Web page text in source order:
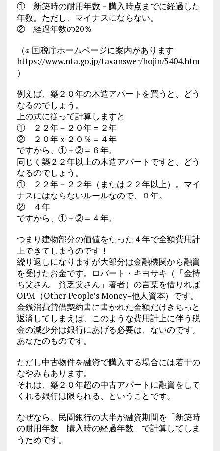
① 新築時の耐用年数－購入時点までに経過した
年数。ただし、マイナスにならない。
② 経過年数の20％
（※ 国税庁ホームページに案内があります
https://www.nta.go.jp/taxanswer/hojin/5404.htm
）
例えば、築２０年の木造アパートを買うと、どう
なるのでしょう。
上の式に従って計算しますと
① ２２年－２０年＝２年
② ２０年ｘ２０％＝４年
ですから、①＋②＝６年。
同じく築２２年以上の木造アパートですと、どう
なるのでしょう。
① ２２年－２２年（または２２年以上）。マイ
ナスにはならないルールなので、０年。
② ４年
ですから、①＋②＝４年。
つまり建物部分の価値をたった４年で全額費用計
上できてしまうのです！
繰り返しになりますが大部分は金融機関から融資
を受けたお金です。ロバート・キヨサキ（「金持
ち父さん 貧乏父さん」著者）の言葉を借りれば
OPM（Other People’s Money=他人資本）です。
金銭消費貸借契約書に書かれた金額だけきちっと
返済してしまえば、このような費用計上に伴う税
金の減少分は銀行にあげる必要は、ないのです。
あなたのものです。
ただし中古物件を融資で購入する場合には若干の
なやみもあります。
それは、築２０年超の中古アパートに融資をして
くれる銀行は限られる、ということです。
なぜなら、民間銀行の大半が融資期間を「新築時
の耐用年数―購入時の経過年数」で計算してしま
うためです。